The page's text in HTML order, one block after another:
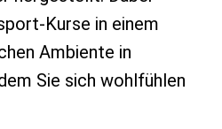
Kurse in einem
Ambiente in
Sie sich wohlfühlen